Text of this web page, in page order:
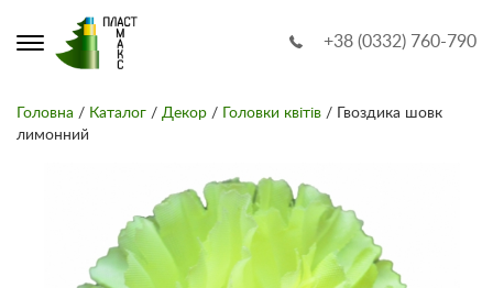
+38 (0332) 760-790
Головна / Каталог / Декор / Головки квітів / Гвоздика шовк
лимонний